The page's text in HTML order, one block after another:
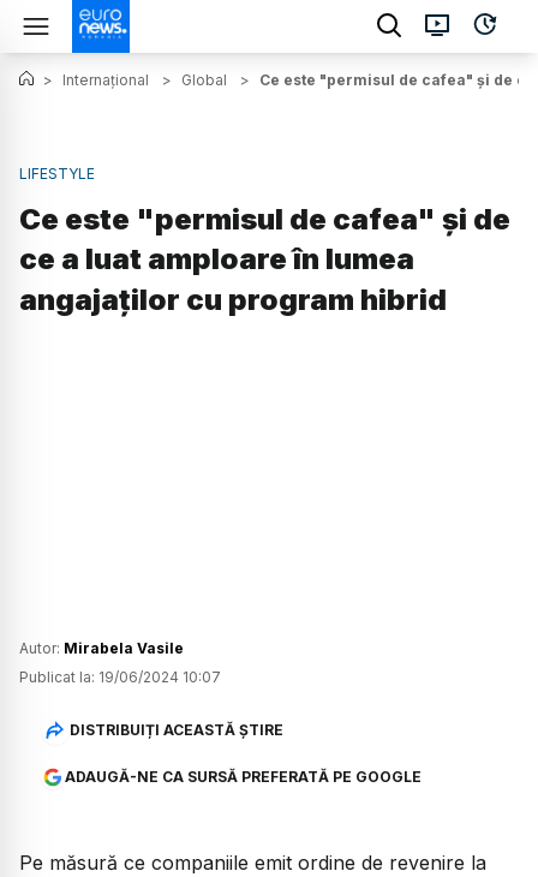
> Internațional > Global > Ce este "permisul de cafea" și de
LIFESTYLE
Ce este "permisul de cafea" și de
ce a luat amploare în lumea
angajaților cu program hibrid
Autor: Mirabela Vasile
Publicat la: 19/06/2024 10:07
DISTRIBUIȚI ACEASTĂ ȘTIRE
ADAUGĂ-NE CA SURSĂ PREFERATĂ PE GOOGLE
Pe măsură ce companiile emit ordine de revenire la